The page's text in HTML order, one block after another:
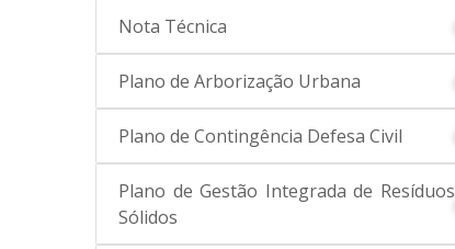
Nota Técnica
Plano de Arborização Urbana
Plano de Contingência Defesa Civil
Plano de Gestão Integrada de Resíduos
Sólidos